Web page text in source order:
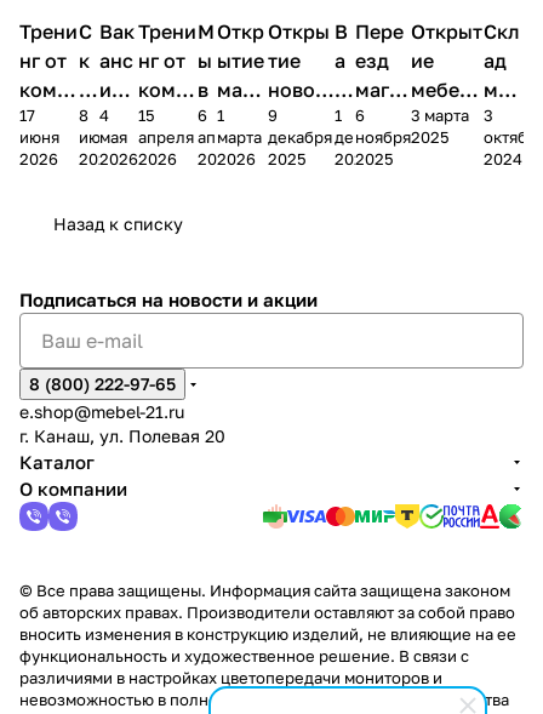
Трени
нг от
комп
ании
Мело
17
июня
2026
С
к
и
д
к
2
8
июня
2026
Вак
анс
ия в
Чеб
окс
4
мая
2026
Трени
нг от
комп
ании
Мело
15
апреля
2026
М
ы
в
М
А
6
апреля
2026
Откр
ытие
мага
зина
в
1
марта
2026
Откры
тие
новог
о
магаз
9
декабря
2025
В
а
к
а
н
1
декабря
2025
Пере
езд
магаз
ина в
г.
6
ноября
2025
Открыт
ие
мебель
ного
салона
3 марта
2025
Скл
ад
меб
ели
пер
3
2024
Назад к списку
Подписаться на новости и акции
8 (800) 222-97-65
e.shop@mebel-21.ru
г. Канаш, ул. Полевая 20
Каталог
О компании
© Все права защищены. Информация сайта защищена законом
об авторских правах. Производители оставляют за собой право
вносить изменения в конструкцию изделий, не влияющие на ее
функциональность и художественное решение. В связи с
различиями в настройках цветопередачи мониторов и
невозможностью в полной мере передать некоторые свойства